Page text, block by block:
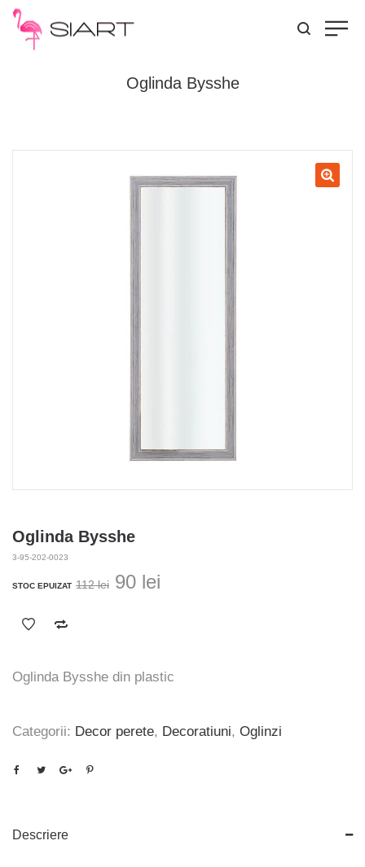
Oglinda Bysshe
Oglinda Bysshe
3-95-202-0023
STOC EPUIZAT 112lei Prețul
90 lei
Oglinda Bysshe din plastic
Categorii: Decor perete, Decoratiuni, Oglinzi
Descriere